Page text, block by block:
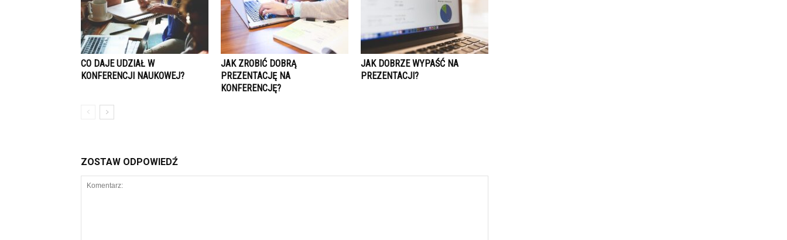
CO DAJE UDZIAŁ W
KONFERENCJI NAUKOWEJ?
JAK ZROBIĆ DOBRĄ
PREZENTACJĘ NA
KONFERENCJĘ?
JAK DOBRZE WYPAŚĆ NA
PREZENTACJI?
ZOSTAW ODPOWIEDŹ